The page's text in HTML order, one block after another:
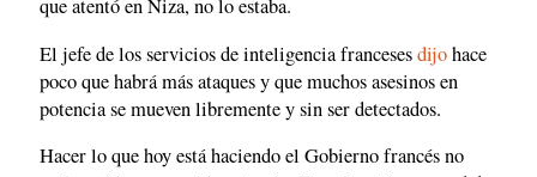
que atentó en Niza, no lo estaba.
El jefe de los servicios de inteligencia francesesdijohace
poco que habrá más ataques y que muchos asesinos en
potencia se mueven libremente y sin ser detectados.
Hacer lo que hoy está haciendo el Gobierno francés no